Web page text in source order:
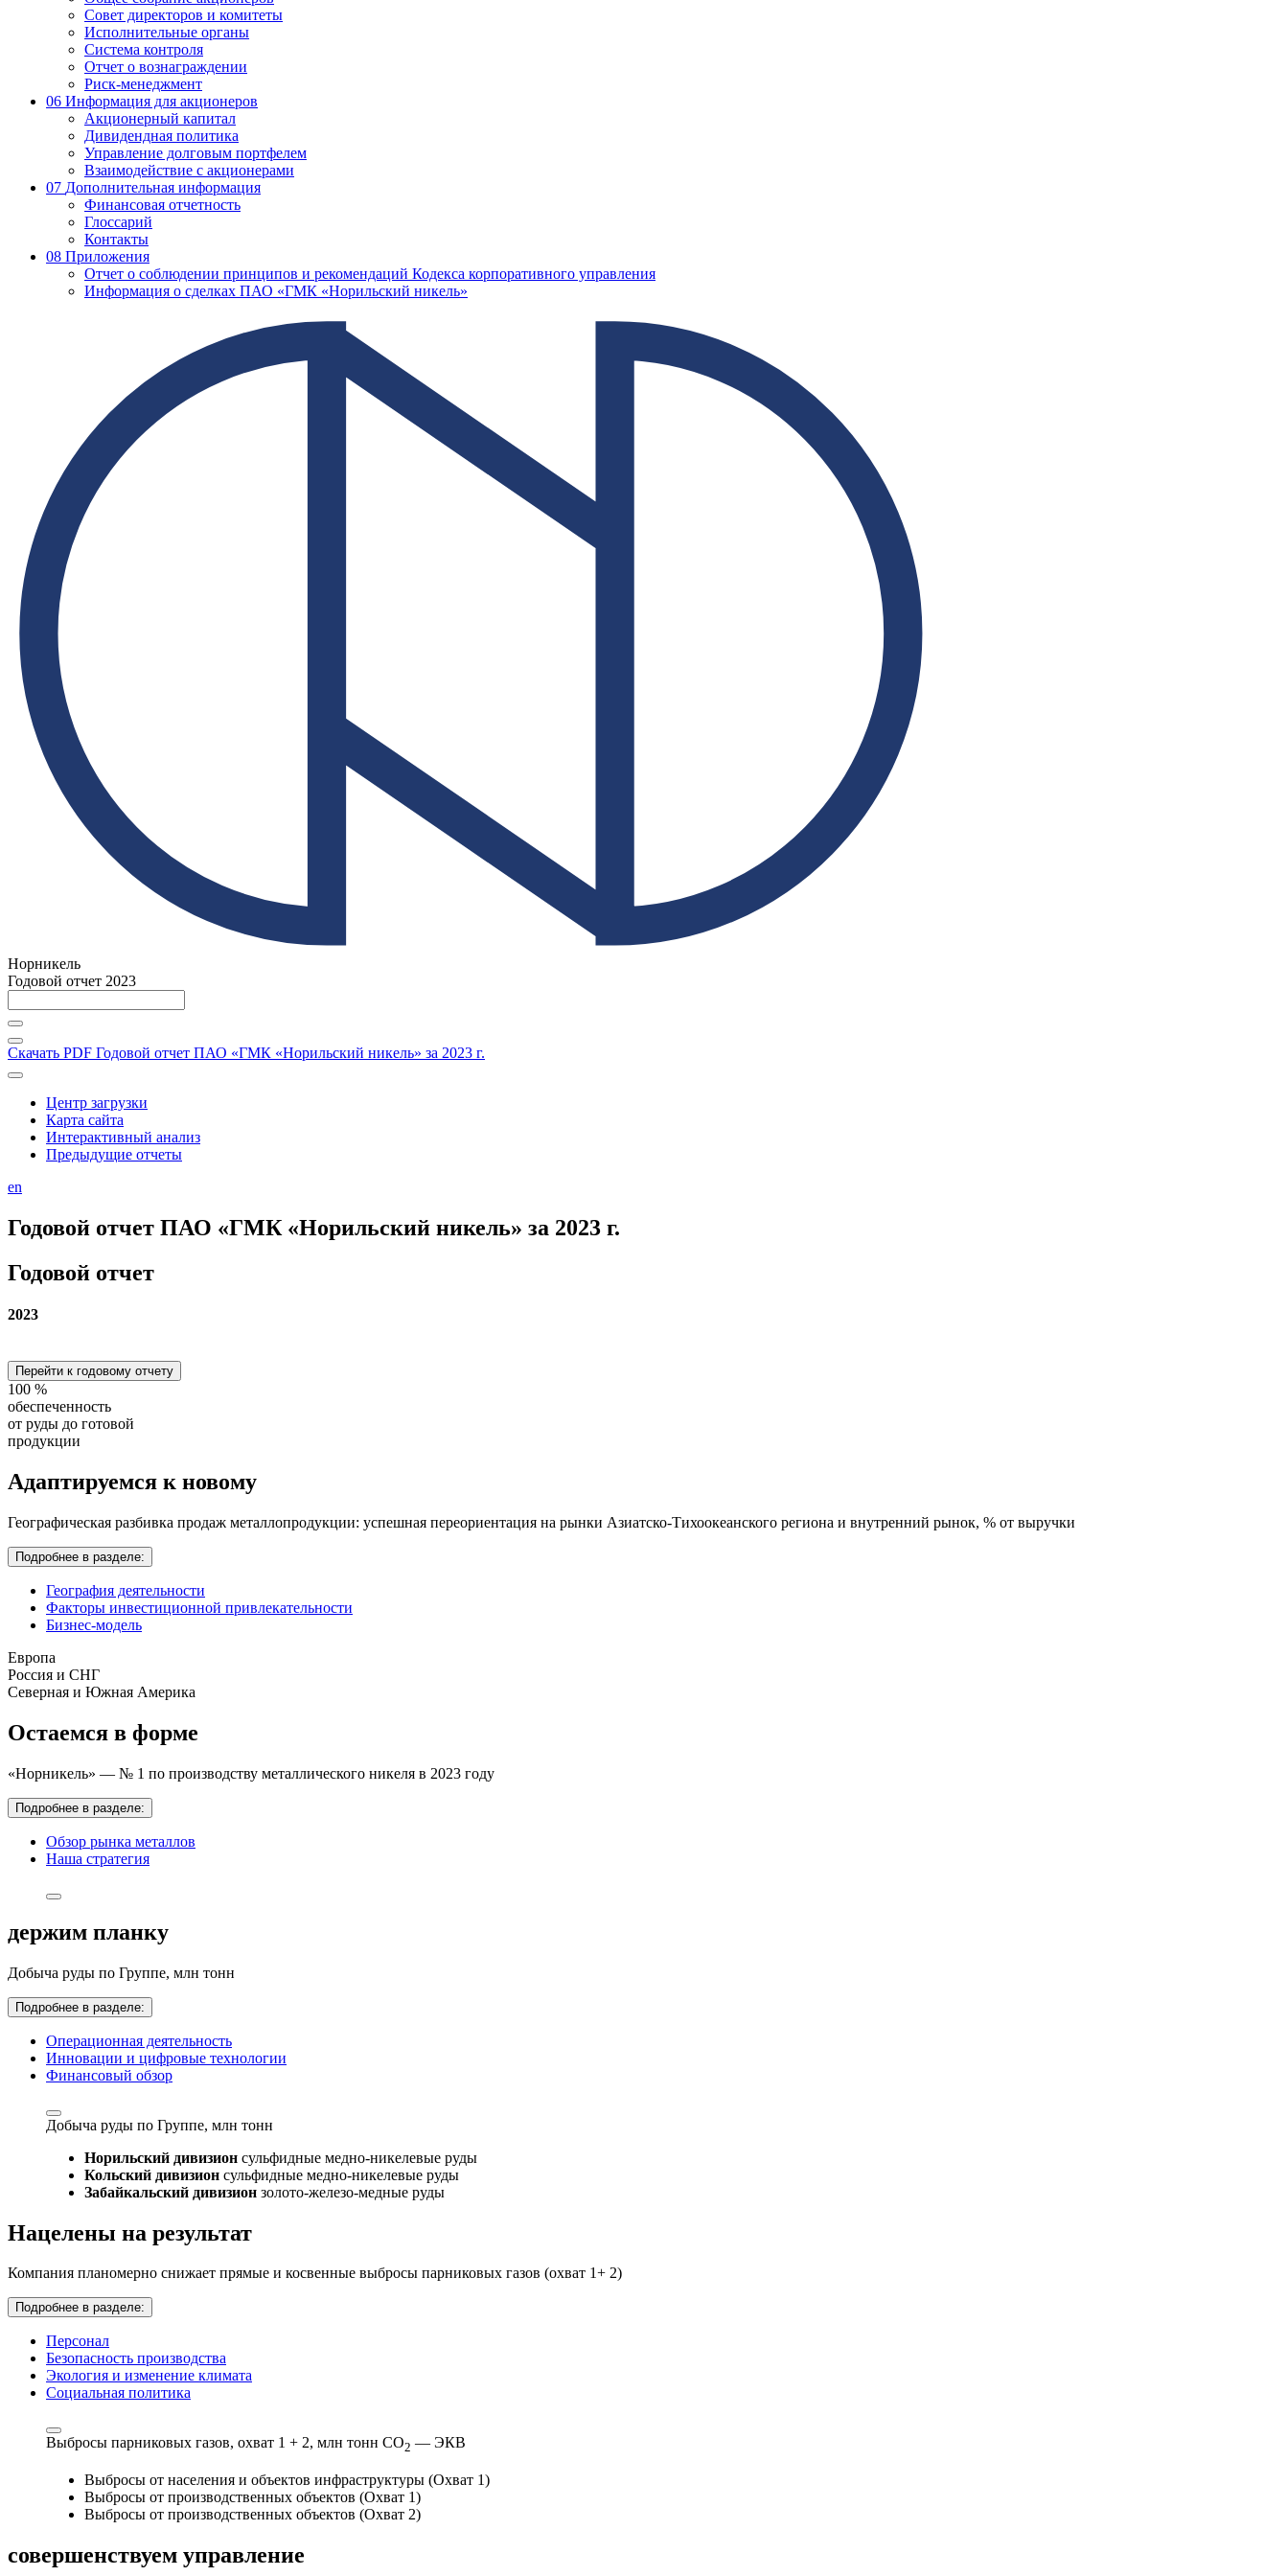
Совет директоров и комитеты
Исполнительные органы
Система контроля
Отчет о вознаграждении
Риск-менеджмент
06 Информация для акционеров
Акционерный капитал
Дивидендная политика
Управление долговым портфелем
Взаимодействие с акционерами
07 Дополнительная информация
Финансовая отчетность
Глоссарий
Контакты
08 Приложения
Отчет о соблюдении принципов и рекомендаций Кодекса корпоративного управления
Информация о сделках ПАО «ГМК «Норильский никель»
Норникель
Годовой отчет 2023
Скачать PDF Годовой отчет ПАО «ГМК «Норильский никель» за 2023 г.
Центр загрузки
Карта сайта
Интерактивный анализ
Предыдущие отчеты
en
Годовой отчет ПАО «ГМК «Норильский никель» за 2023 г.
Годовой отчет
2023
Перейти к годовому отчету
100 %
обеспеченность
от руды до готовой
продукции
Адаптируемся к новому
Географическая разбивка продаж металлопродукции: успешная переориентация на рынки Азиатско-Тихоокеанского региона и внутренний рынок, % от выручки
Подробнее в разделе:
География деятельности
Факторы инвестиционной привлекательности
Бизнес-модель
Европа
Россия и СНГ
Северная и Южная Америка
Остаемся в форме
«Норникель» — № 1 по производству металлического никеля в 2023 году
Подробнее в разделе:
Обзор рынка металлов
Наша стратегия
держим планку
Добыча руды по Группе, млн тонн
Подробнее в разделе:
Операционная деятельность
Инновации и цифровые технологии
Финансовый обзор
Добыча руды по Группе, млн тонн
Норильский дивизион сульфидные медно-никелевые руды
Кольский дивизион сульфидные медно-никелевые руды
Забайкальский дивизион золото-железо-медные руды
Нацелены на результат
Компания планомерно снижает прямые и косвенные выбросы парниковых газов (охват 1+ 2)
Подробнее в разделе:
Персонал
Безопасность производства
Экология и изменение климата
Социальная политика
Выбросы парниковых газов, охват 1 + 2, млн тонн СО2 — ЭКВ
Выбросы от населения и объектов инфраструктуры (Охват 1)
Выбросы от производственных объектов (Охват 1)
Выбросы от производственных объектов (Охват 2)
совершенствуем управление